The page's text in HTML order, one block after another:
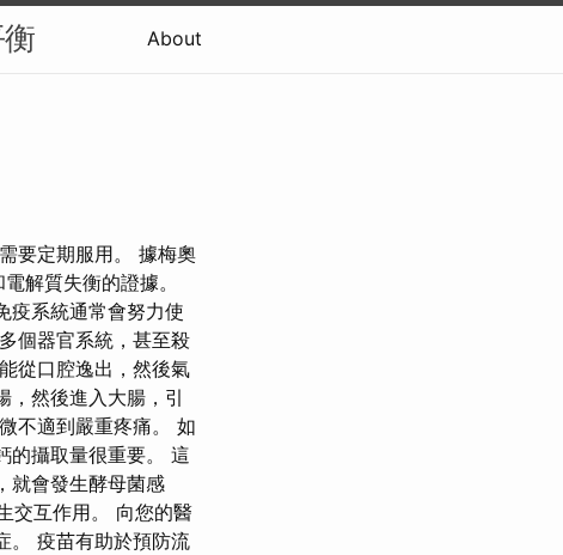
About
要定期服用。 據梅奧
解質失衡的證據。
疫系統通常會努力使
個器官系統，甚至殺
從口腔逸出，然後氣
，然後進入大腸，引
不適到嚴重疼痛。 如
的攝取量很重要。 這
就會發生酵母菌感
交互作用。 向您的醫
。 疫苗有助於預防流